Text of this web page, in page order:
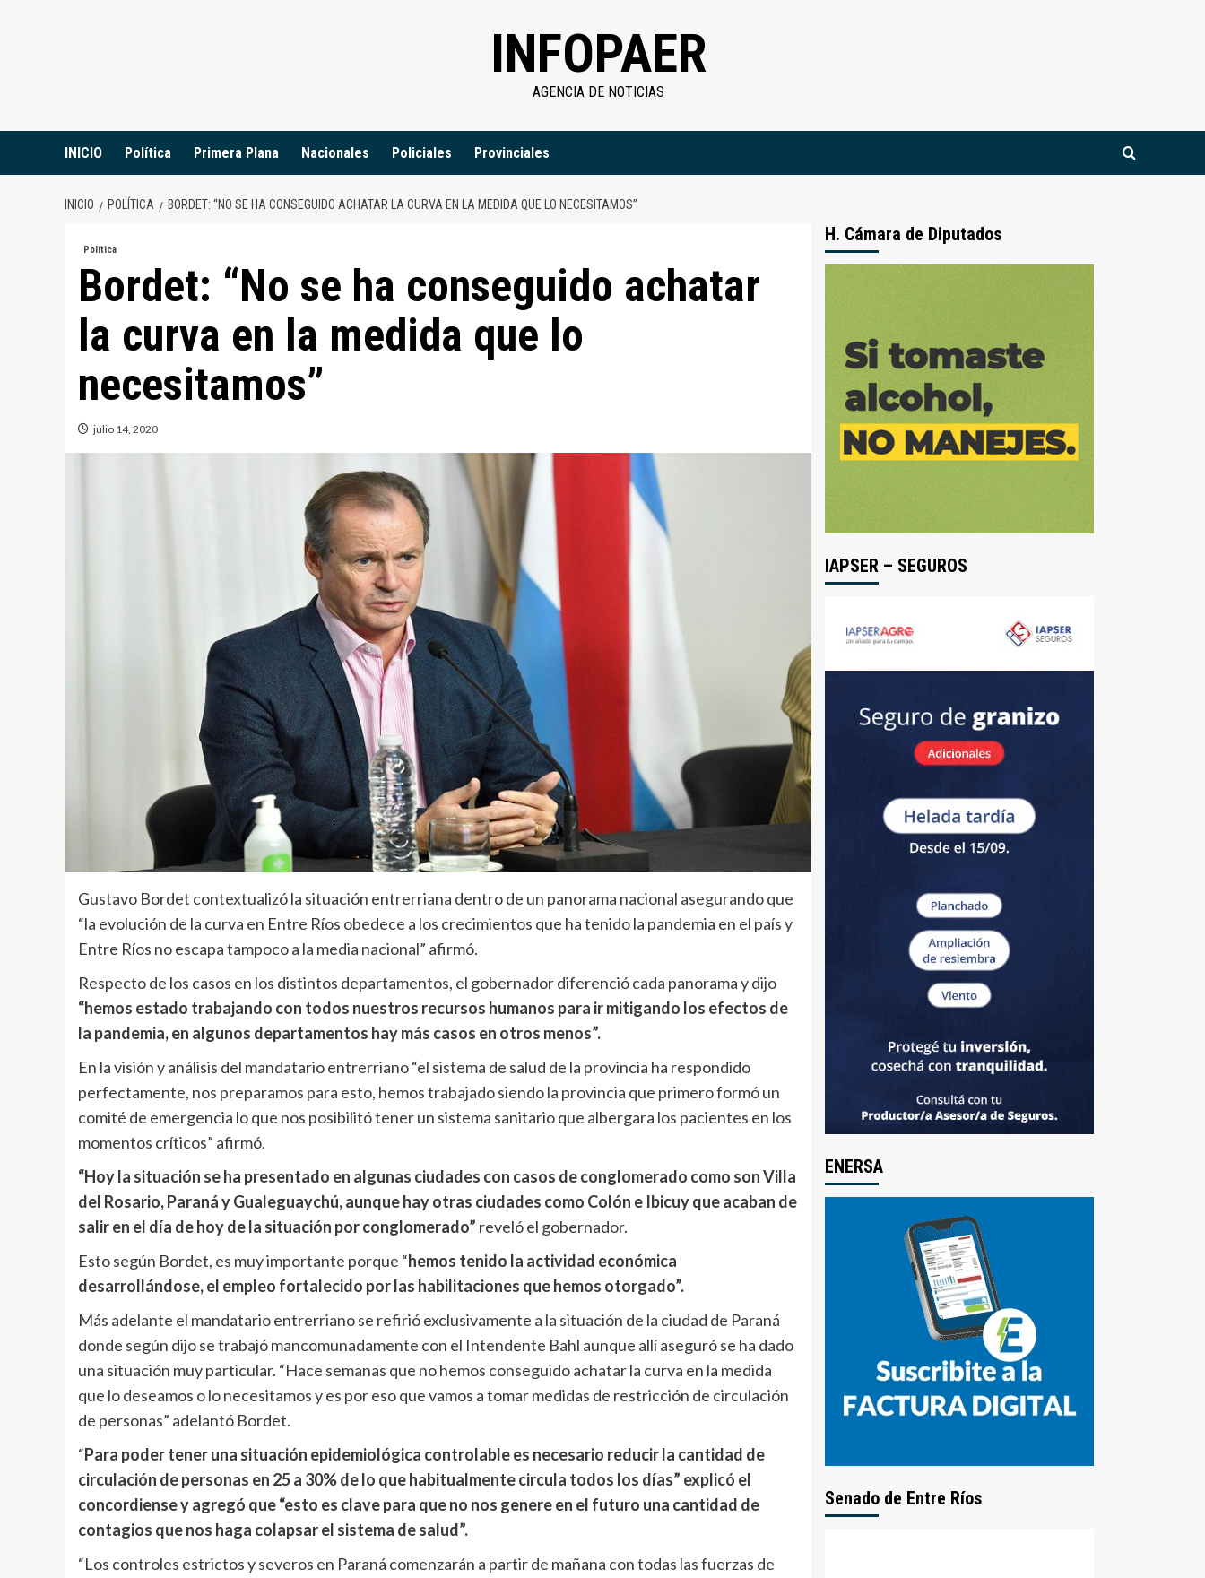
INFOPAER
AGENCIA DE NOTICIAS
INICIO Política Primera Plana Nacionales Policiales Provinciales
INICIO POLÍTICA BORDET: “NO SE HA CONSEGUIDO ACHATAR LA CURVA EN LA MEDIDA QUE LO NECESITAMOS”
Política
Bordet: “No se ha conseguido achatar
la curva en la medida que lo
necesitamos”
julio 14, 2020
Gustavo Bordet contextualizó la situación entrerriana dentro de un panorama nacional asegurando que
“la evolución de la curva en Entre Ríos obedece a los crecimientos que ha tenido la pandemia en el país y
Entre Ríos no escapa tampoco a la media nacional” afirmó.
Respecto de los casos en los distintos departamentos, el gobernador diferenció cada panorama y dijo
“hemos estado trabajando con todos nuestros recursos humanos para ir mitigando los efectos de
la pandemia, en algunos departamentos hay más casos en otros menos”.
En la visión y análisis del mandatario entrerriano “el sistema de salud de la provincia ha respondido
perfectamente, nos preparamos para esto, hemos trabajado siendo la provincia que primero formó un
comité de emergencia lo que nos posibilitó tener un sistema sanitario que albergara los pacientes en los
momentos críticos” afirmó.
“Hoy la situación se ha presentado en algunas ciudades con casos de conglomerado como son Villa
del Rosario, Paraná y Gualeguaychú, aunque hay otras ciudades como Colón e Ibicuy que acaban de
salir en el día de hoy de la situación por conglomerado” reveló el gobernador.
Esto según Bordet, es muy importante porque “hemos tenido la actividad económica
desarrollándose, el empleo fortalecido por las habilitaciones que hemos otorgado”.
Más adelante el mandatario entrerriano se refirió exclusivamente a la situación de la ciudad de Paraná
donde según dijo se trabajó mancomunadamente con el Intendente Bahl aunque allí aseguró se ha dado
una situación muy particular. “Hace semanas que no hemos conseguido achatar la curva en la medida
que lo deseamos o lo necesitamos y es por eso que vamos a tomar medidas de restricción de circulación
de personas” adelantó Bordet.
“Para poder tener una situación epidemiológica controlable es necesario reducir la cantidad de
circulación de personas en 25 a 30% de lo que habitualmente circula todos los días” explicó el
concordiense y agregó que “esto es clave para que no nos genere en el futuro una cantidad de
contagios que nos haga colapsar el sistema de salud”.
“Los controles estrictos y severos en Paraná comenzarán a partir de mañana con todas las fuerzas de
H. Cámara de Diputados
IAPSER – SEGUROS
ENERSA
Senado de Entre Ríos